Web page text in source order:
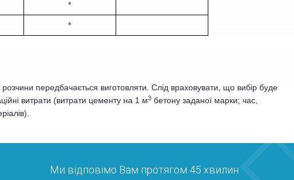
*
*
передбачається виготовляти. Слід враховувати, що вибір буде
витрати (витрати цементу на 1 м3 бетону заданої марки; час,
Ми відповімо Вам протягом 45 хвилин